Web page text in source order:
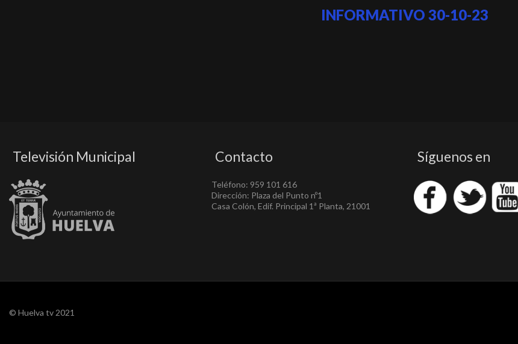
INFORMATIVO 30-10-23
Televisión Municipal Contacto
Teléfono: 959 101 616
Dirección: Plaza del Punto nº1
Casa Colón, Edif. Principal 1ª Planta, 21001
Síguenos en
© Huelva tv 2021